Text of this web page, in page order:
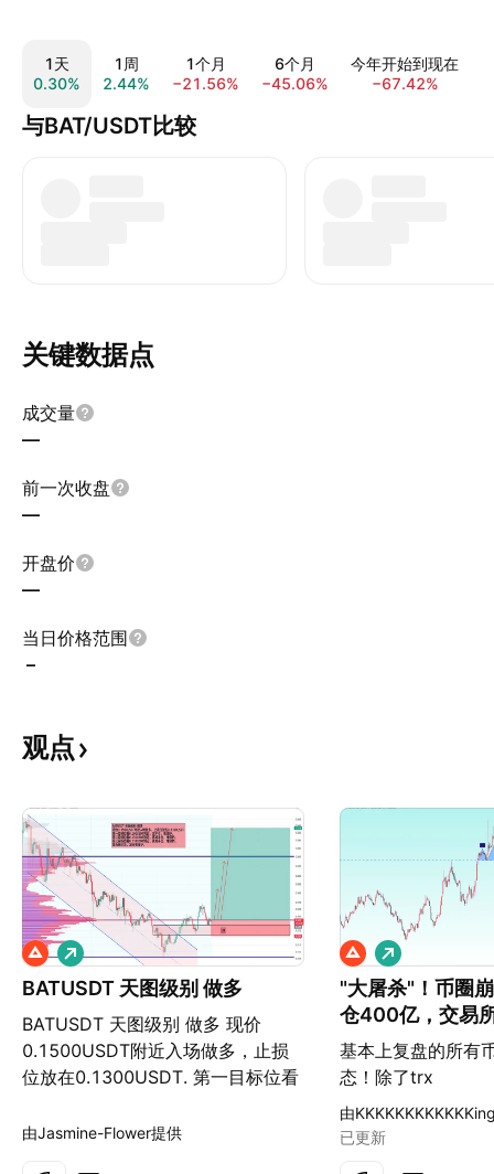
1天
0.30%
1周
2.44%
1个月
−21.56%
6个月
−45.06%
今年开始到现在
−67.42%
与BAT/USDT比较
关键数据点
成交量
—
前一次收盘
—
开盘价
—
当日价格范围
–
观点
BATUSDT 天图级别 做多
BATUSDT 天图级别 做多 现价
0.1500USDT附近入场做多，止损
位放在0.1300USDT. 第一目标位看
护。 第二目标位看0.250USDT附
做
多
由Jasmine-Flower提供
"大屠杀"！币圈
仓400亿，交易
线"！15分钟看
线的价格行为为
备！
基本上复盘的所有
态！除了trx
做
多
由
已更新